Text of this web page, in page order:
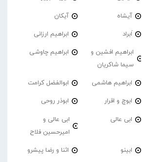
آیشاه آیکان
اَبراد ابراهیم ارزانی
ابراهیم افشین و
سیما شاکریان
ابراهیم چاوشی
ابراهیم هاشمی ابوالفضل کرامت
ابوچ و اقرار ابوذر روحی
ابی عالی
ابی عالی و
امیرحسین فلاح
ابینو اثنا و رضا پیشرو